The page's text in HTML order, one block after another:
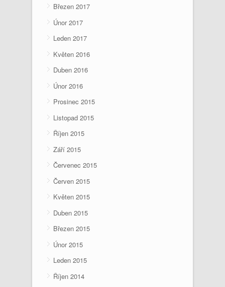
Březen 2017
Únor 2017
Leden 2017
Květen 2016
Duben 2016
Únor 2016
Prosinec 2015
Listopad 2015
Říjen 2015
Září 2015
Červenec 2015
Červen 2015
Květen 2015
Duben 2015
Březen 2015
Únor 2015
Leden 2015
Říjen 2014